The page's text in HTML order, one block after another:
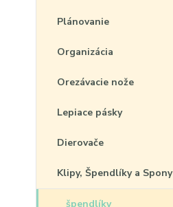
Plánovanie
Organizácia
Orezávacie nože
Lepiace pásky
Dierovače
Klipy, Špendlíky a Spony
špendlíky